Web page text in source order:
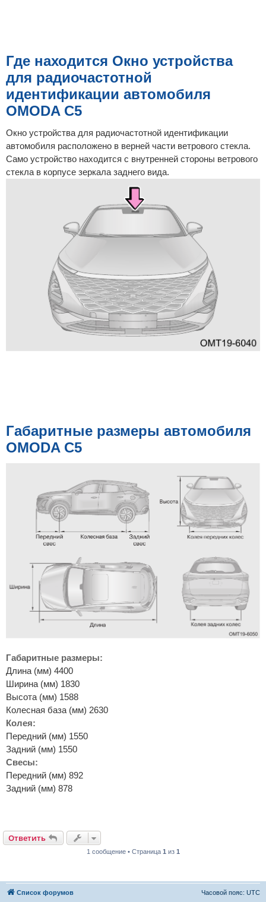
Где находится Окно устройства
для радиочастотной
идентификации автомобиля
OMODA C5
Окно устройства для радиочастотной идентификации
автомобиля расположено в верней части ветрового стекла.
Само устройство находится с внутренней стороны ветрового
стекла в корпусе зеркала заднего вида.
Габаритные размеры автомобиля
OMODA C5
Габаритные размеры:
Длина (мм) 4400
Ширина (мм) 1830
Высота (мм) 1588
Колесная база (мм) 2630
Колея:
Передний (мм) 1550
Задний (мм) 1550
Свесы:
Передний (мм) 892
Задний (мм) 878
Ответить
1 сообщение • Страница 1из 1
Список форумов Часовой пояс: UTC